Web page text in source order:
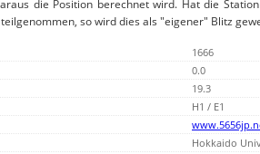
die Position berechnet wird. Hat die
so wird dies als "eigener" Blitz
1666
0.0
19.3
H1 / E1
Hokkaido